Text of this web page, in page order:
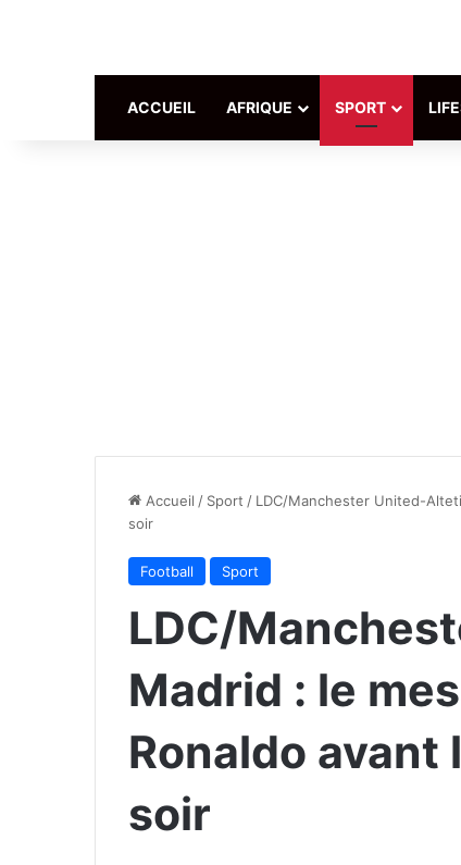
ACCUEIL AFRIQUE SPORT
Accueil / Sport / LDC/Manchester United-
soir
Football Sport
LDC/
Madrid : le
Ronaldo avant
soir